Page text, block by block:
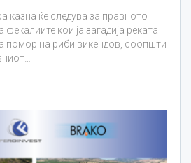
казна ќе следува за правното
фекалиите кои ја загадија реката
помор на риби викендов, соопшти